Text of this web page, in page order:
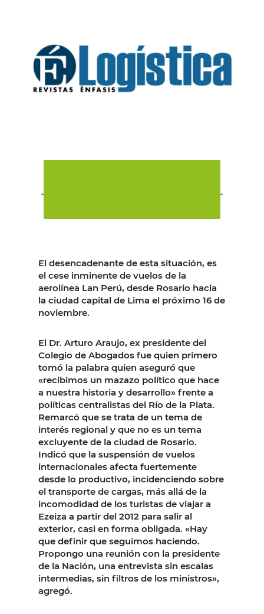
El desencadenante de esta situación, es
el cese inminente de vuelos de la
aerolínea Lan Perú, desde Rosario hacia
la ciudad capital de Lima el próximo 16 de
noviembre.
El Dr. Arturo Araujo, ex presidente del
Colegio de Abogados fue quien primero
tomó la palabra quien aseguró que
«recibimos un mazazo político que hace
a nuestra historia y desarrollo» frente a
políticas centralistas del Río de la Plata.
Remarcó que se trata de un tema de
interés regional y que no es un tema
excluyente de la ciudad de Rosario.
Indicó que la suspensión de vuelos
internacionales afecta fuertemente
desde lo productivo, incidenciendo sobre
el transporte de cargas, más allá de la
incomodidad de los turistas de viajar a
Ezeiza a partir del 2012 para salir al
exterior, casi en forma obligada. «Hay
que definir que seguimos haciendo.
Propongo una reunión con la presidente
de la Nación, una entrevista sin escalas
intermedias, sin filtros de los ministros»,
agregó.